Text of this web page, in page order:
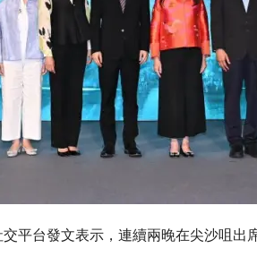
平台發文表示，連續兩晚在尖沙咀出